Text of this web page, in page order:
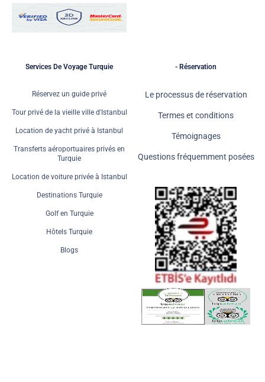
Services De Voyage Turquie
Réservez un guide privé
Tour privé de la vieille ville d'Istanbul
Location de yacht privé à Istanbul
Transferts aéroportuaires privés en
Turquie
Location de voiture privée à Istanbul
Destinations Turquie
Golf en Turquie
Hôtels Turquie
Blogs
- Réservation
Le processus de réservation
Termes et conditions
Témoignages
Questions fréquemment posées